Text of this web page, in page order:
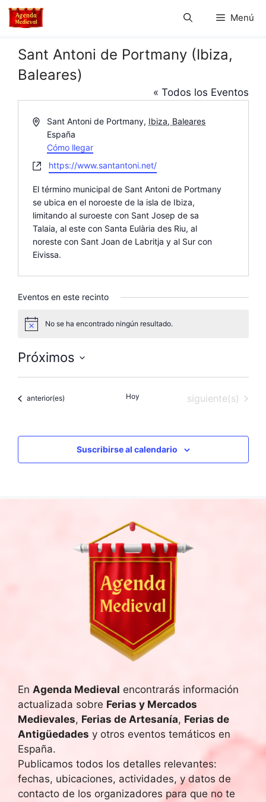
Saltar
Menú
Sant Antoni de Portmany (Ibiza,
Baleares)
« Todos los Eventos
D
e
c
c
i
ó
n
Sant Antoni de Portmany, Ibiza, Baleares
España
Cómo llegar
W
b
s
i
t
e
https://www.santantoni.net/
El término municipal de Sant Antoni de Portmany
se ubica en el noroeste de la isla de Ibiza,
limitando al suroeste con Sant Josep de sa
Talaia, al este con Santa Eulària des Riu, al
noreste con Sant Joan de Labritja y al Sur con
Eivissa.
Eventos en este recinto
s
No se ha encontrado ningún resultado.
Próximos
S
l
c
i
Eventos
anterior(es) Hoy Eventos
siguiente(s)
Suscribirse al calendario
En Agenda Medieval encontrarás información
actualizada sobre Ferias y Mercados
Medievales, Ferias de Artesanía, Ferias de
Antigüedades y otros eventos temáticos en
España.
Publicamos todos los detalles relevantes:
fechas, ubicaciones, actividades, y datos de
contacto de los organizadores para que no te